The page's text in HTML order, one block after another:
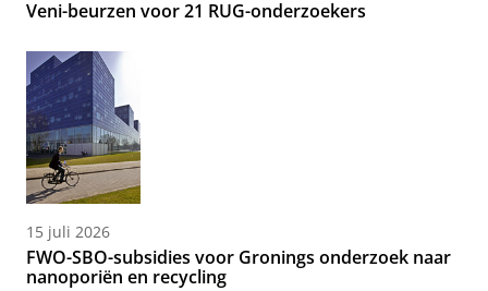
Veni-beurzen voor 21 RUG-onderzoekers
15 juli 2026
FWO-SBO-subsidies voor Gronings onderzoek naar
nanoporiën en recycling